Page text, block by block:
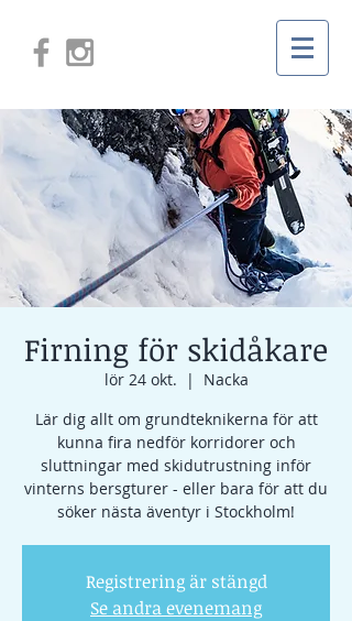
Firning för skidåkare
lör 24 okt.
  |
Nacka
Lär dig allt om grundteknikerna för att
kunna fira nedför korridorer och
sluttningar med skidutrustning inför
vinterns bersgturer - eller bara för att du
söker nästa äventyr i Stockholm!
Registrering är stängd
Se andra evenemang